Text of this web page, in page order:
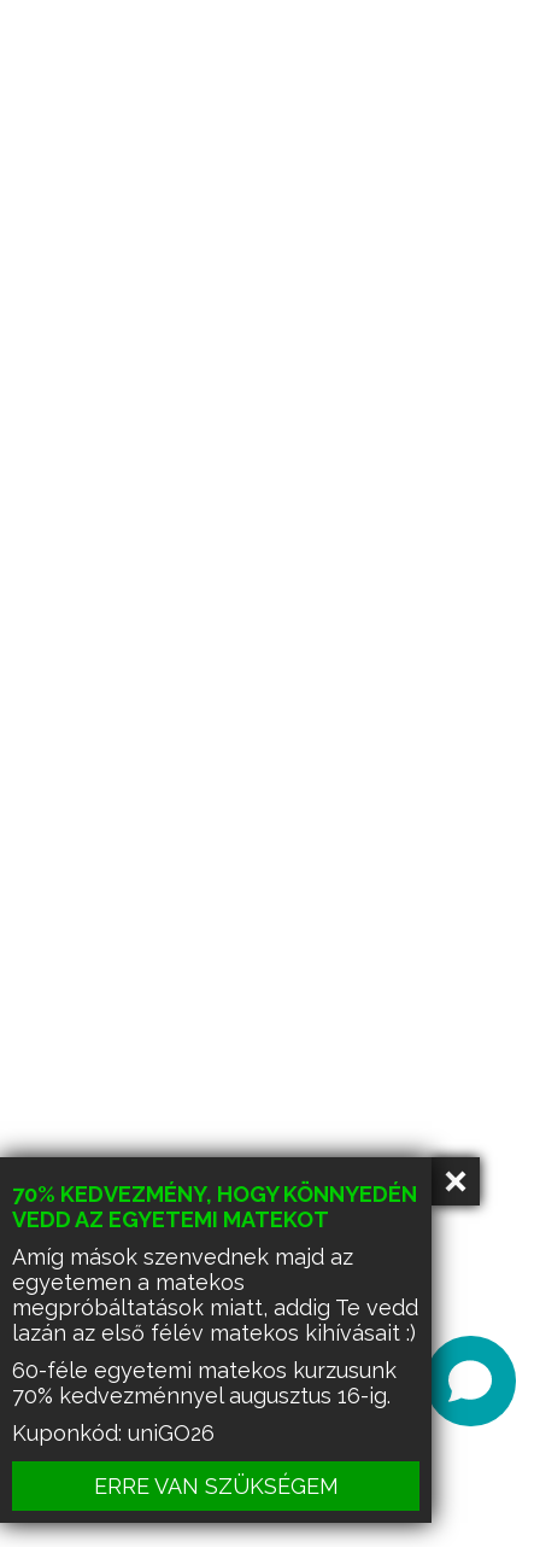
70% KEDVEZMÉNY, HOGY KÖNNYEDÉN
VEDD AZ EGYETEMI MATEKOT
Amíg mások szenvednek majd az
egyetemen a matekos
megpróbáltatások miatt, addig Te vedd
lazán az első félév matekos kihívásait :)
60-féle egyetemi matekos kurzusunk
70% kedvezménnyel augusztus 16-ig.
Kuponkód: uniGO26
ERRE VAN SZÜKSÉGEM